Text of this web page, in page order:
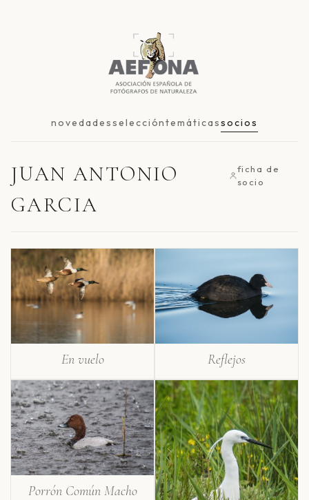
novedadesseleccióntemáticassocios
JUAN ANTONIO
GARCIA
ficha de
socio
En vuelo Reflejos
Porrón Común Macho